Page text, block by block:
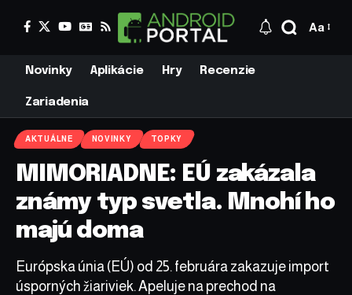
Aa
Novinky Aplikácie Hry Recenzie
Zariadenia
AKTUÁLNE NOVINKY TOPKY
MIMORIADNE: EÚ zakázala
známy typ svetla. Mnohí ho
majú doma
Európska únia (EÚ) od 25. februára zakazuje import
úsporných žiariviek. Apeluje na prechod na